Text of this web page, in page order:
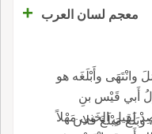
و بَالَغَ في
معجم لسان العرب
+
وانْتَهَى وأَبْلَغَه هو
وقولُ أَبي قَيْس بنِ
لِقِيلِ الخَنى مَهْلاً
مَبْلَغَ فلان